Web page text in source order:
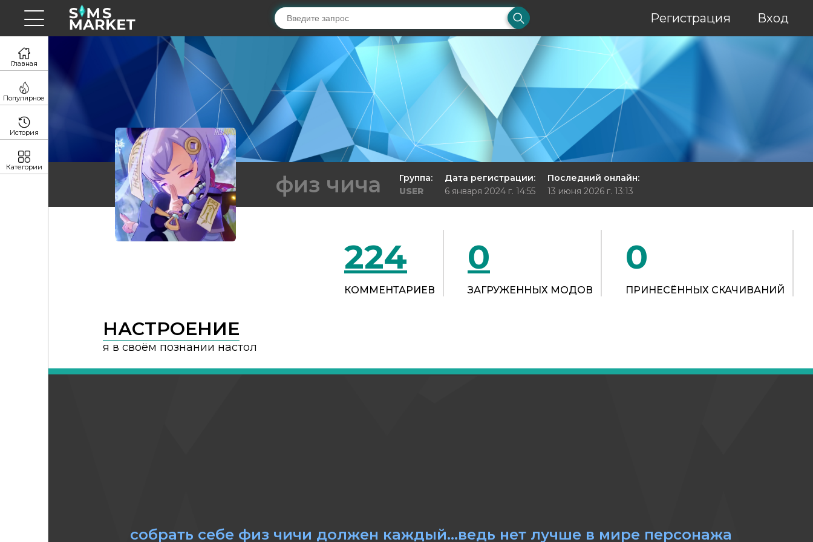
Регистрация Вход
физ чича
Группа:
USER
Дата регистрации:
6 января 2024 г. 14:55
Последний онлайн:
13 июня 2026 г. 13:13
224
КОММЕНТАРИЕВ
0
ЗАГРУЖЕННЫХ МОДОВ
0
ПРИНЕСЁННЫХ СКАЧИВАНИЙ
НАСТРОЕНИЕ
я в своём познании настол
собрать себе физ чичи должен каждый...ведь нет лучше в мире персонажа
Главная
Популярное
История
Категории